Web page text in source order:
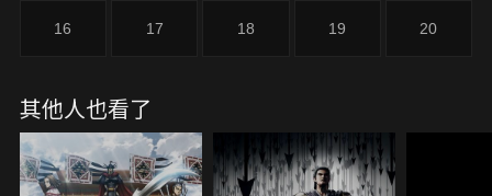
16 17 18 19 20
其他人也看了